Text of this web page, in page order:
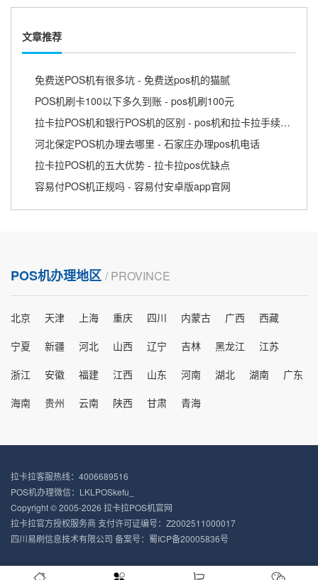
文章推荐
免费送POS机有很多坑 - 免费送pos机的猫腻
POS机刷卡100以下多久到账 - pos机刷100元
拉卡拉POS机和银行POS机的区别 - pos机和拉卡拉手续费那个低
河北保定POS机办理去哪里 - 石家庄办理pos机电话
拉卡拉POS机的五大优势 - 拉卡拉pos优缺点
容易付POS机正规吗 - 容易付安卓版app官网
POS机办理地区 / PROVINCE
北京 天津 上海 重庆 四川 内蒙古 广西
西藏
宁夏
新疆 河北 山西 辽宁 吉林 黑龙江
江苏
浙江
安徽 福建 江西 山东 河南 湖北 湖南
广东
海南
贵州 云南 陕西 甘肃 青海
拉卡拉客服热线：4006689516
POS机办理微信：LKLPOSkefu_
Copyright © 2005-2026 拉卡拉POS机官网
拉卡拉官方授权服务商 支付许可证编号：Z2002511000017
四川易刷信息技术有限公司 备案号： 蜀ICP备20005836号